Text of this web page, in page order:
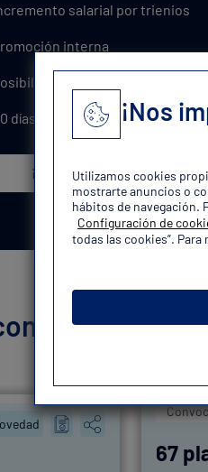
salarial por trienios
interna
de excedencia
días de vacaciones y asuntos
¡Quiero mi plaza!
67
¡Nos
Utilizamos cookies
mostrarte anuncios o
hábitos de navegación.
Configuración de
todas las cookies”.